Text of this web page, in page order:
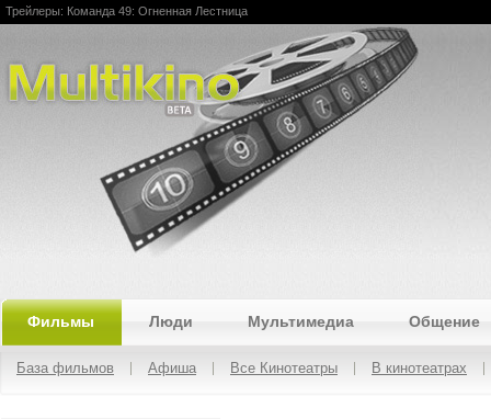
Multikino
Трейлеры: Команда 49: Огненная Лестница
Фильмы Люди Мультимедиа Общение
База фильмов Афиша Все Кинотеатры В кинотеатрах